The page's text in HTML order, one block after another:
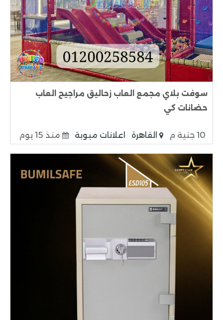
سوفت بلاي مجمع العاب زحاليق مراجيح العاب
حضانات كي
10 جنية م القاهرة اعلانات مبوبة منذ 15 يوم